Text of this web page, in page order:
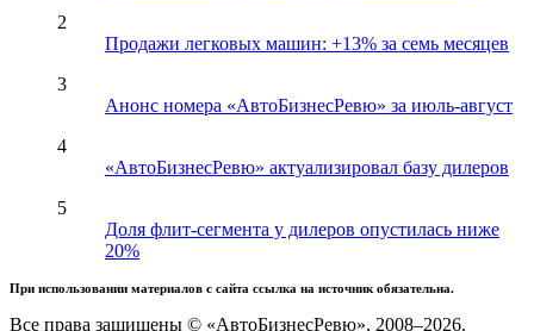
2
Продажи легковых машин: +13% за семь месяцев
3
Анонс номера «АвтоБизнесРевю» за июль-август
4
«АвтоБизнесРевю» актуализировал базу дилеров
5
Доля флит-сегмента у дилеров опустилась ниже
20%
При использовании материалов с сайта ссылка на источник обязательна.
Все права защищены © «АвтоБизнесРевю», 2008–2026.